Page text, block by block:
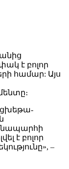
է բոլոր
համար: Այս
է բոլոր
–